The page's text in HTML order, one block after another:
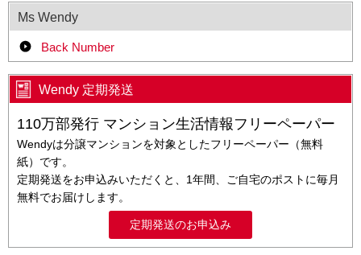
Ms Wendy
Back Number
Wendy 定期発送
110万部発行 マンション生活情報フリーペーパー
Wendyは分譲マンションを対象としたフリーペーパー（無料
紙）です。
定期発送をお申込みいただくと、1年間、ご自宅のポストに毎月
無料でお届けします。
定期発送のお申込み